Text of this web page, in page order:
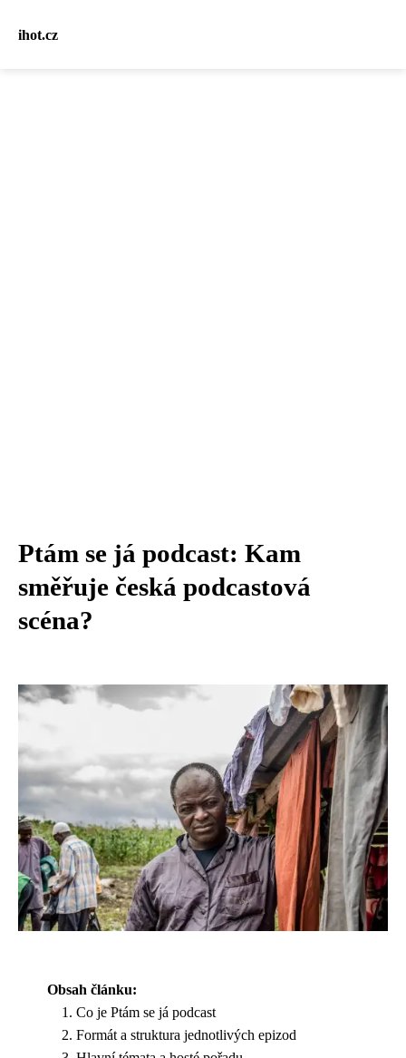
ihot.cz
Ptám se já podcast: Kam
směřuje česká podcastová
scéna?
Obsah článku:
Co je Ptám se já podcast
Formát a struktura jednotlivých epizod